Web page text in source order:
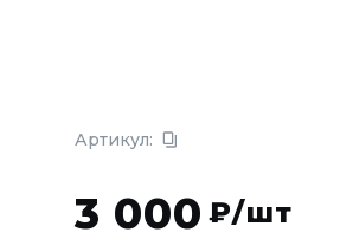
Артикул:
3 000 ₽/шт